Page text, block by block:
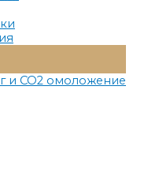
и СО2 омоложение